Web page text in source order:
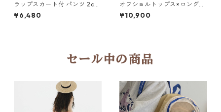
ラップスカート付 パンツ 2col
M 10658
¥6,480
オフショルトップス×ロングス
カート セットアップ 3col Y 2
60087
¥10,900
セール中の商品